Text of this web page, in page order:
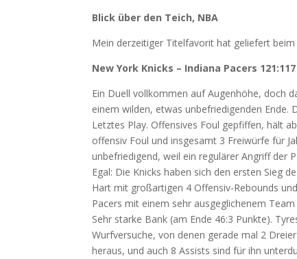
Blick über den Teich, NBA
Mein derzeitiger Titelfavorit hat geliefert
New York Knicks – Indiana Pacers 121:117
Ein Duell vollkommen auf Augenhöhe, doch
einem wilden, etwas unbefriedigenden Ende.
Letztes Play. Offensives Foul gepfiffen, hält
offensiv Foul und insgesamt 3 Freiwürfe für
unbefriedigend, weil ein regulärer Angriff der
Egal: Die Knicks haben sich den ersten Sieg
Hart mit großartigen 4 Offensiv-Rebounds
Pacers mit einem sehr ausgeglichenem
Sehr starke Bank (am Ende 46:3 Punkte).
Wurfversuche, von denen gerade mal 2
heraus, und auch 8 Assists sind für ihn